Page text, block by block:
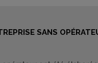
SANS